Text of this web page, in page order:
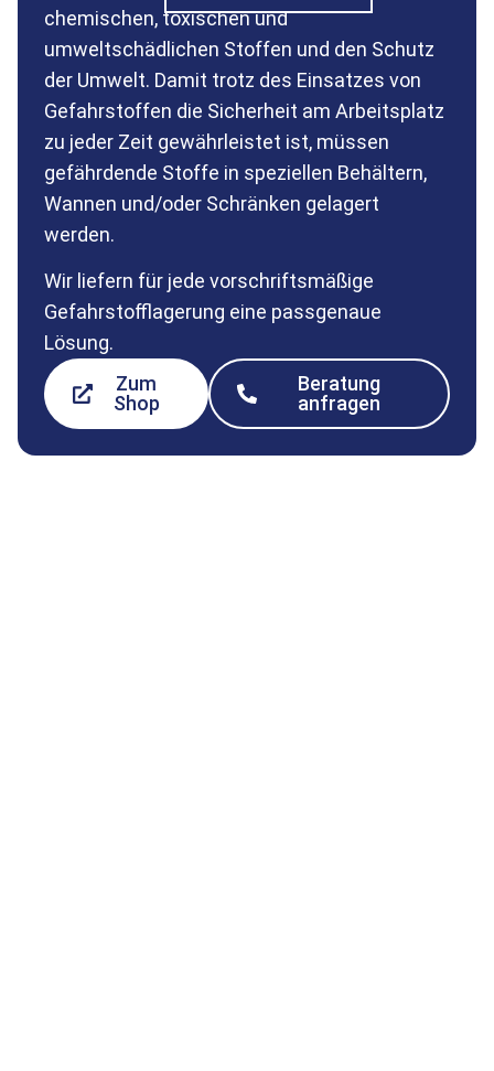
chemischen, toxischen und
umweltschädlichen Stoffen und den Schutz
der Umwelt. Damit trotz des Einsatzes von
Gefahrstoffen die Sicherheit am Arbeitsplatz
zu jeder Zeit gewährleistet ist, müssen
gefährdende Stoffe in speziellen Behältern,
Wannen und/oder Schränken gelagert
werden.
Wir liefern für jede vorschriftsmäßige
Gefahrstofflagerung eine passgenaue
Lösung.
Zum
Shop
Beratung
anfragen